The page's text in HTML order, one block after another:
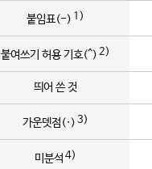
붙임표(-) 1)
붙여쓰기 허용 기호(^) 2)
띄어 쓴 것
가운뎃점(·) 3)
미분석 4)